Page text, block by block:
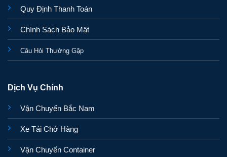
Quy Định Thanh Toán
Chính Sách Bảo Mật
Câu Hỏi Thường Gặp
Dịch Vụ Chính
Vận Chuyển Bắc Nam
Xe Tải Chở Hàng
Vận Chuyển Container